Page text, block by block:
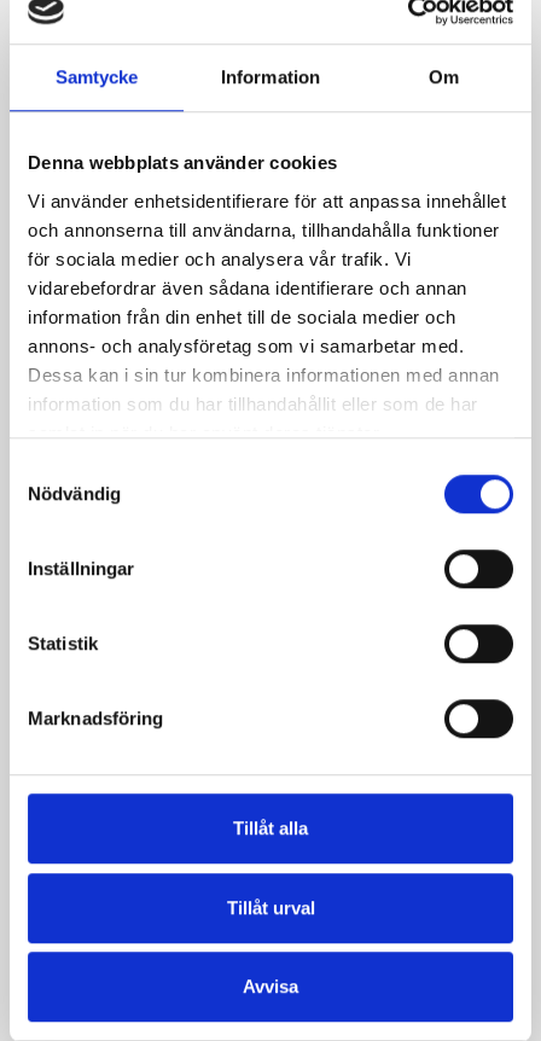
Samtycke Information Om
Denna webbplats använder cookies
Vi använder enhetsidentifierare för att anpassa innehållet
och annonserna till användarna, tillhandahålla funktioner
för sociala medier och analysera vår trafik. Vi
vidarebefordrar även sådana identifierare och annan
information från din enhet till de sociala medier och
annons- och analysföretag som vi samarbetar med.
Dessa kan i sin tur kombinera informationen med annan
information som du har tillhandahållit eller som de har
samlat in när du har använt deras tjänster.
Nödvändig
Inställningar
Statistik
Marknadsföring
Tillåt alla
Tillåt urval
Avvisa
Baconlindad
kycklingrulle,
Västerbottensostpaj,
honungsglaserad
shitakeesvamp med ört-
& Västerbottensostsås
Ugnsbakad kassler med
en god crème fraiche